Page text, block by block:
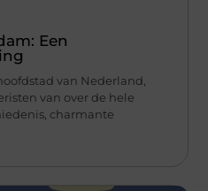
Een
van Nederland,
van over de hele
charmante